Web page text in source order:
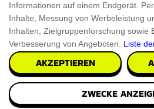
Cyber Monday
Alle Urheberrechte © 2026 sind
Informationen auf einem Endgerät.
Inhalte, Messung von Werbeleistung
Inhalten, Zielgruppenforschung sowie
Verbesserung von Angeboten. Liste
AKZEPTIEREN
ZWECKE